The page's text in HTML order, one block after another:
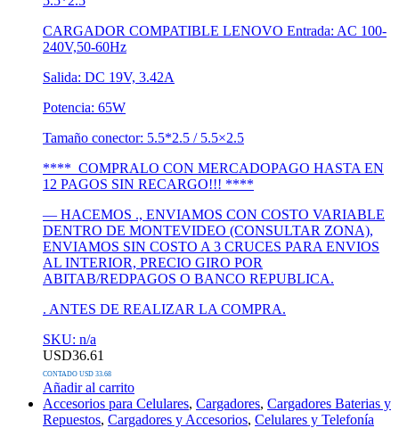
CARGADOR COMPATIBLE LENOVO Entrada: AC 100-
240V,50-60Hz
Salida: DC 19V, 3.42A
Potencia: 65W
Tamaño conector: 5.5*2.5 / 5.5×2.5
**** COMPRALO CON MERCADOPAGO HASTA EN
12 PAGOS SIN RECARGO!!! ****
— HACEMOS ., ENVIAMOS CON COSTO VARIABLE
DENTRO DE MONTEVIDEO (CONSULTAR ZONA),
ENVIAMOS SIN COSTO A 3 CRUCES PARA ENVIOS
AL INTERIOR, PRECIO GIRO POR
ABITAB/REDPAGOS O BANCO REPUBLICA.
. ANTES DE REALIZAR LA COMPRA.
SKU: n/a
USD36.61
CONTADO USD 33.68
Añadir al carrito
Accesorios para Celulares, Cargadores, Cargadores Baterias y
Repuestos, Cargadores y Accesorios, Celulares y Telefonía